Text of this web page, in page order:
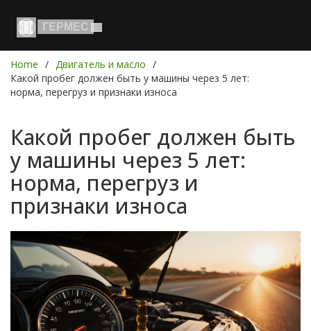
Home
Двигатель и масло
Какой пробег должен быть у машины через 5 лет:
норма, перегруз и признаки износа
Какой пробег должен быть
у машины через 5 лет:
норма, перегруз и
признаки износа